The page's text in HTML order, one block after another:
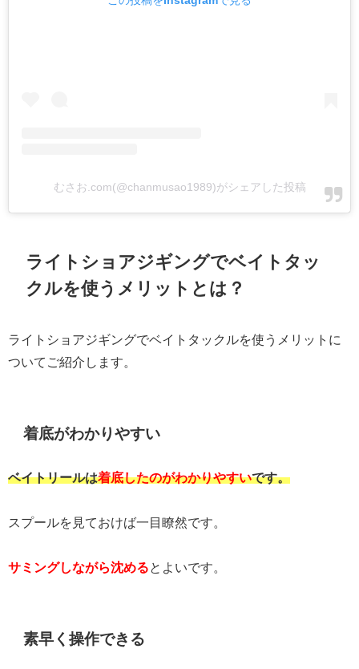
むさお.com(@chanmusao1989)がシェアした投稿
ライトショアジギングでベイトタッ
クルを使うメリットとは？
ライトショアジギングでベイトタックルを使うメリットに
ついてご紹介します。
着底がわかりやすい
ベイトリールは着底したのがわかりやすいです。
スプールを見ておけば一目瞭然です。
サミングしながら沈めるとよいです。
素早く操作できる